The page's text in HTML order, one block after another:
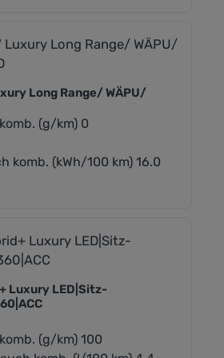
Long Range/ WÄPU/
(g/km) 0
komb. (kWh/100 km) 16.0
Luxury LED|Sitz-
(g/km) 100